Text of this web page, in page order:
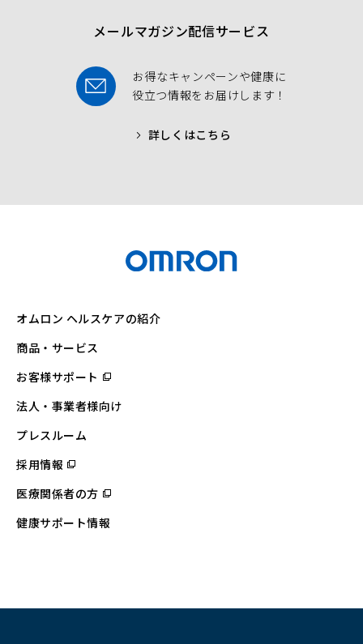
メールマガジン配信サービス
お得なキャンペーンや健康に
役立つ情報をお届けします！
詳しくはこちら
オムロン ヘルスケアの紹介
商品・サービス
お客様サポート （別
ィ
ン
法人・事業者様向け
プレスルーム
採用情報 （別
ィ
ン
ウ
医療関係者の方 （別
ィ
ン
健康サポート情報